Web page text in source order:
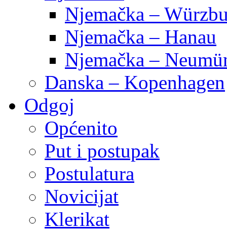
Njemačka –
Njemačka – Hanau
Njemačka –
Danska – Kopenhagen
Odgoj
Općenito
Put i postupak
Postulatura
Novicijat
Klerikat